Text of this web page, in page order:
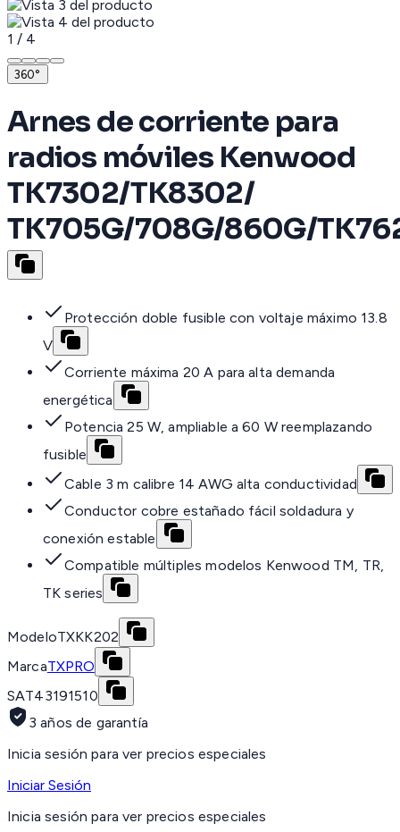
1 / 4
360°
Arnes de corriente para
radios móviles Kenwood
TK7302/TK8302/
TK705G/708G/860G/
Protección doble fusible con voltaje máximo 13.8
V
Corriente máxima 20 A para alta demanda
energética
Potencia 25 W, ampliable a 60 W reemplazando
fusible
Cable 3 m calibre 14 AWG alta conductividad
Conductor cobre estañado fácil soldadura y
conexión estable
Compatible múltiples modelos Kenwood TM, TR,
TK series
ModeloTXKK202
MarcaTXPRO
SAT43191510
3 años de garantía
Inicia sesión para ver precios especiales
Iniciar Sesión
Inicia sesión para ver precios especiales